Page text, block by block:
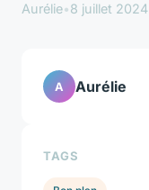
Aurélie•8 juillet 2024
A Aurélie
TAGS